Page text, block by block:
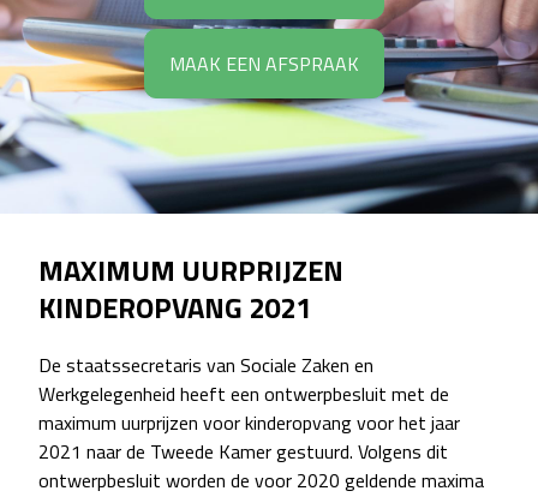
MAAK EEN AFSPRAAK
MAXIMUM UURPRIJZEN
KINDEROPVANG 2021
De staatssecretaris van Sociale Zaken en
Werkgelegenheid heeft een ontwerpbesluit met de
maximum uurprijzen voor kinderopvang voor het jaar
2021 naar de Tweede Kamer gestuurd. Volgens dit
ontwerpbesluit worden de voor 2020 geldende maxima